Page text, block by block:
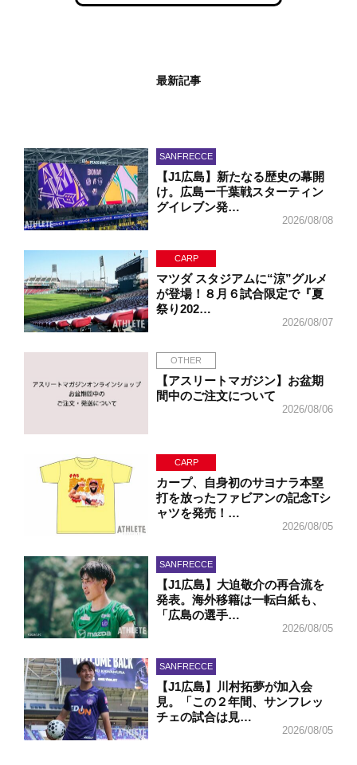
最新記事
SANFRECCE
【J1広島】新たなる歴史の幕開
け。広島ー千葉戦スターティン
グイレブン発…
2026/08/08
CARP
マツダ スタジアムに“涼”グルメ
が登場！８月６試合限定で『夏
祭り202…
2026/08/07
OTHER
【アスリートマガジン】お盆期
間中のご注文について
2026/08/06
CARP
カープ、自身初のサヨナラ本塁
打を放ったファビアンの記念Tシ
ャツを発売！…
2026/08/05
SANFRECCE
【J1広島】大迫敬介の再合流を
発表。海外移籍は一転白紙も、
「広島の選手…
2026/08/05
SANFRECCE
【J1広島】川村拓夢が加入会
見。「この２年間、サンフレッ
チェの試合は見…
2026/08/05